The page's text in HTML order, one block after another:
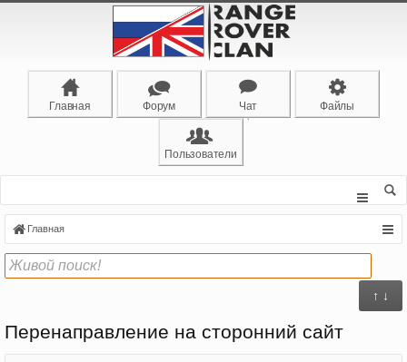
Главная Форум Чат Файлы
Пользователи
Главная
↑ ↓
Перенаправление на сторонний сайт